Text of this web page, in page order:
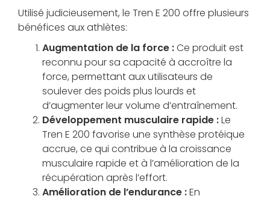
Utilisé judicieusement, le Tren E 200 offre plusieurs
bénéfices aux athlètes:
Augmentation de la force :Ce produit est
reconnu pour sa capacité à accroître la
force, permettant aux utilisateurs de
soulever des poids plus lourds et
d’augmenter leur volume d’entraînement.
Développement musculaire rapide :Le
Tren E 200 favorise une synthèse protéique
accrue, ce qui contribue à la croissance
musculaire rapide et à l’amélioration de la
récupération après l’effort.
Amélioration de l’endurance :En